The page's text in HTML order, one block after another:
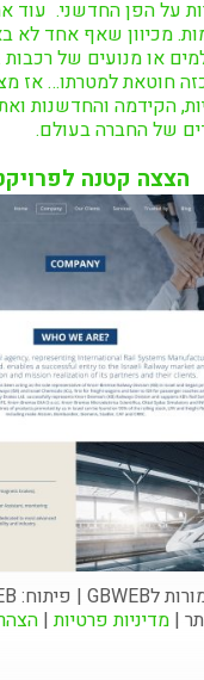
על הפן החדשני. עוד
מכיוון שאף אחד לא
או מנועים של
חוטאת למטרתו… אז
הקידמה והחדשנות
של החברה בעולם.
הצצה קטנה
| מדיניות פרטיות|